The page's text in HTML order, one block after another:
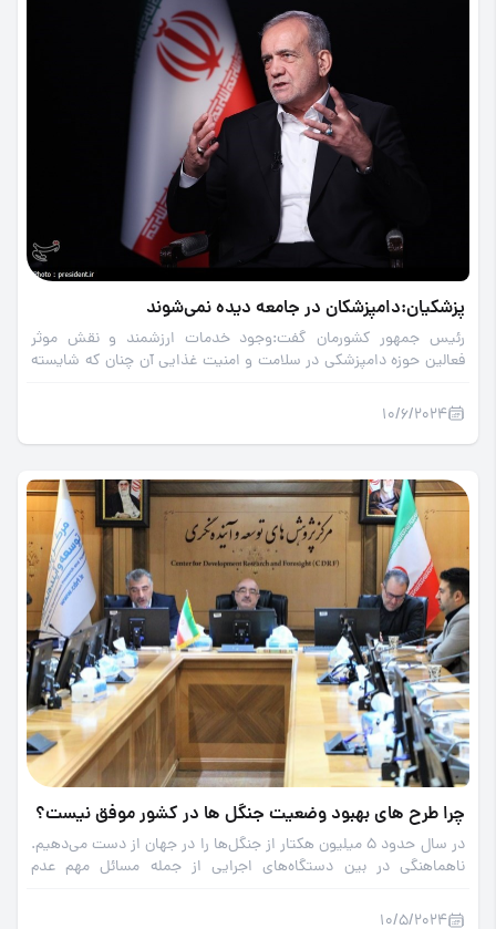
پزشکیان:دامپزشکان در جامعه دیده نمی‌شوند
رئیس جمهور کشورمان گفت:وجود خدمات ارزشمند و نقش موثر
فعالین حوزه دامپزشکی در سلامت و امنیت غذایی آن چنان که شایسته
عزیزان بیشتر آشنا بشوند.
10/6/2024
چرا طرح های بهبود وضعیت جنگل ها در کشور موفق نیست؟
در سال حدود 5 میلیون هکتار از جنگل‌ها را در جهان از دست می‌دهیم.
ناهماهنگی در بین دستگاه‌های اجرایی از جمله مسائل مهم عدم
10/5/2024